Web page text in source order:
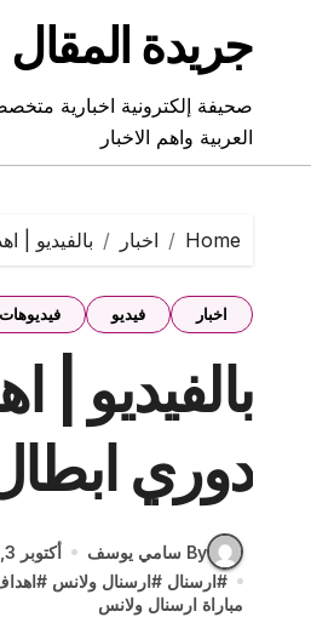
contentجريدة المقال
صحيفة إلكترونية اخبارية
العربية واهم الاخبار
Home اخبار بالفيديو |
اخبار فيديو فيديوهات
بالفيديو
دوري
By سامي يوسف أكتوبر 3, 2023
#ارسنال #ارسنال ولانس #
مباراة ارسنال ولانس